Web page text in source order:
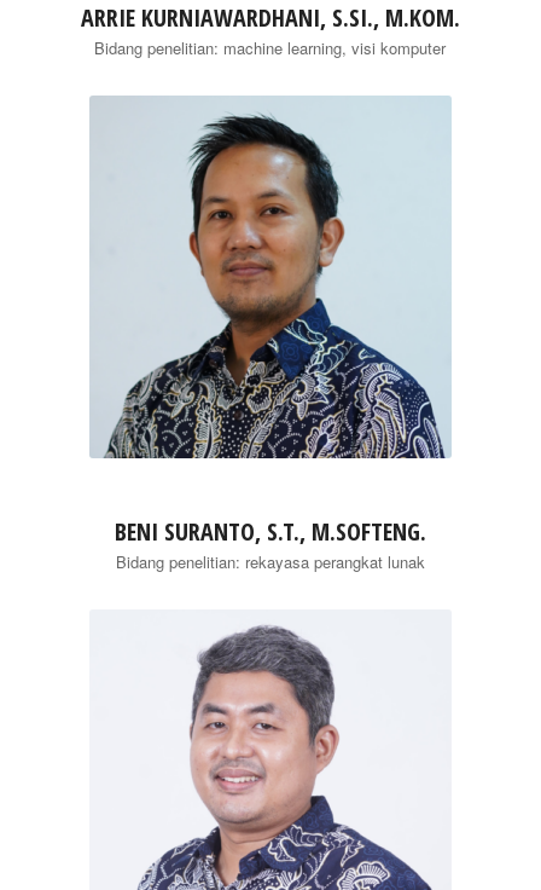
ARRIE KURNIAWARDHANI, S.SI., M.KOM.
Bidang penelitian: machine learning, visi komputer
BENI SURANTO, S.T., M.SOFTENG.
Bidang penelitian: rekayasa perangkat lunak